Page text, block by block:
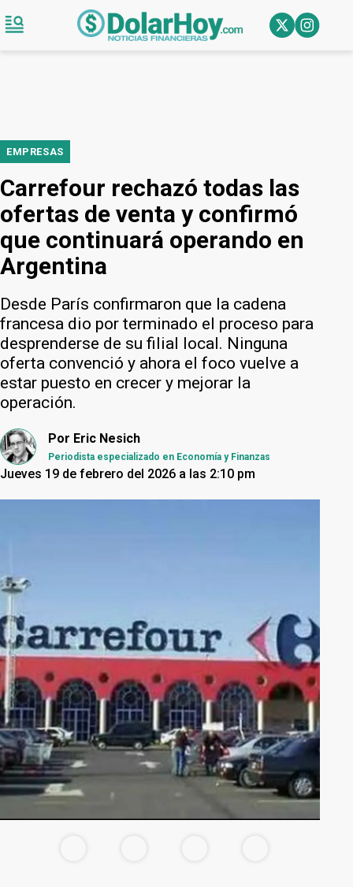
EMPRESAS
Carrefour rechazó todas las
ofertas de venta y confirmó
que continuará operando en
Argentina
Desde París confirmaron que la cadena
francesa dio por terminado el proceso para
desprenderse de su filial local. Ninguna
oferta convenció y ahora el foco vuelve a
estar puesto en crecer y mejorar la
operación.
Por Eric Nesich
Periodista especializado en Economía y Finanzas
Jueves 19 de febrero del 2026 a las 2:10 pm